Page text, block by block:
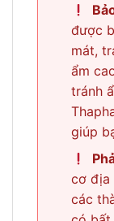
được
mát,
ẩm
tránh
giúp
cơ địa
các